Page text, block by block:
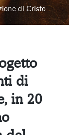
di Cristo
di
in 20